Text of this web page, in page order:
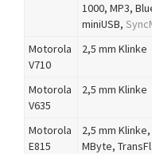
1000, MP3,
miniUSB,
Motorola
V710
2,5 mm Klinke
Motorola
V635
2,5 mm Klinke
Motorola
E815
2,5 mm
MByte,